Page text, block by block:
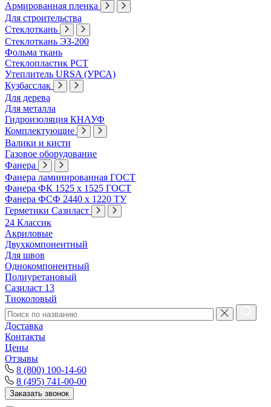
Армированная пленка
Для строительства
Стеклоткань
Стеклоткань ЭЗ-200
Фольма ткань
Стеклопластик РСТ
Утеплитель URSA (УРСА)
Кузбасслак
Для дерева
Для металла
Гидроизоляция КНАУФ
Комплектующие
Валики и кисти
Газовое оборудование
Фанера
Фанера ламинированная ГОСТ
Фанера ФК 1525 х 1525 ГОСТ
Фанера ФСФ 2440 х 1220 ТУ
Герметики Сазиласт
24 Классик
Акриловые
Двухкомпонентный
Для швов
Однокомпонентный
Полиуретановый
Сазиласт 13
Тиоколовый
Доставка
Контакты
Цены
Отзывы
8 (800) 100-14-60
8 (495) 741-00-00
Заказать звонок